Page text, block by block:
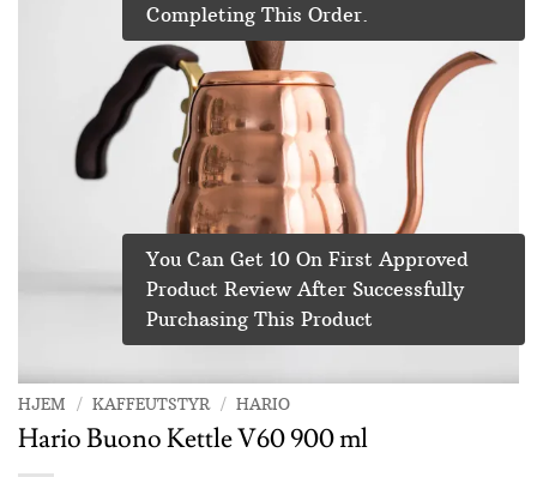
HJEM / KAFFEUTSTYR / HARIO
Hario Buono Kettle V60 900 ml
Completing This Order.
You Can Get 10 On First Approved
Product Review After Successfully
Purchasing This Product